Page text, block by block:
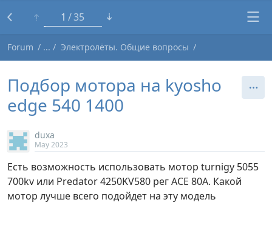
1 35
Forum Электролёты. Общие вопросы
Подбор мотора на kyosho
edge 540 1400
duxa
May 2023
Есть возможность использовать мотор turnigy 5055
700kv или Predator 4250KV580 рег ACE 80A. Какой
мотор лучше всего подойдет на эту модель